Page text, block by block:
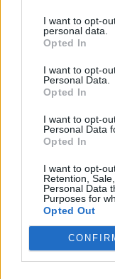
I want to opt-
personal data.
Opted In
I want to opt-
Personal Data.
Opted In
I want to opt-
Personal Data
Opted In
I want to opt-
Retention,
Personal Data
Purposes for
Opted Out
Pasaulis
Du balso teisę
dėl sveikatos